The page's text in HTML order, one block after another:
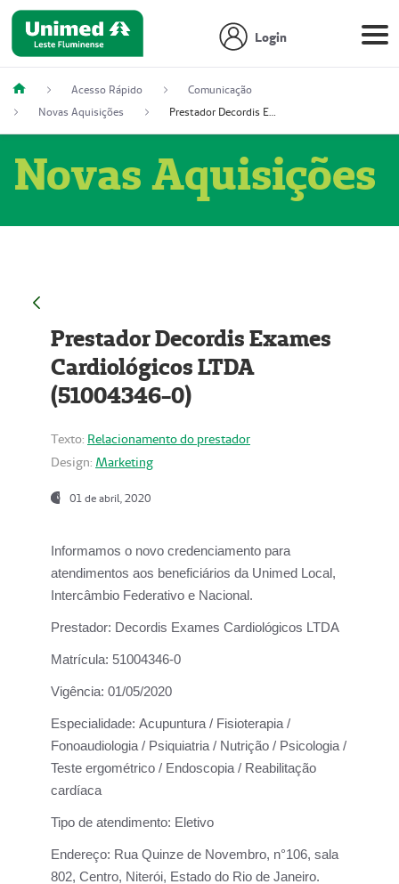
Login
Acesso Rápido
Comunicação
Novas Aquisições
Prestador Decordis Exames Cardiológicos LTDA (51004346-0)
Novas Aquisições
Prestador Decordis Exames
Cardiológicos LTDA
(51004346-0)
Texto: Relacionamento do prestador
Design: Marketing
01 de abril, 2020
Informamos o novo credenciamento para
atendimentos aos beneficiários da Unimed Local,
Intercâmbio Federativo e Nacional.
Prestador: Decordis Exames Cardiológicos LTDA
Matrícula: 51004346-0
Vigência: 01/05/2020
Especialidade: Acupuntura / Fisioterapia /
Fonoaudiologia / Psiquiatria / Nutrição / Psicologia /
Teste ergométrico / Endoscopia / Reabilitação
cardíaca
Tipo de atendimento: Eletivo
Endereço: Rua Quinze de Novembro, n°106, sala
802, Centro, Niterói, Estado do Rio de Janeiro.